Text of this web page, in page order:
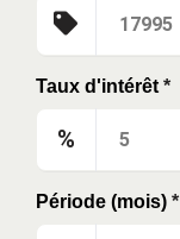
Taux d'intérêt *
%
Période (mois) *